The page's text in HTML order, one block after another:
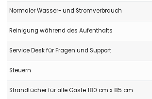
Normaler Wasser- und Stromverbrauch
Reinigung während des Aufenthalts
Service Desk für Fragen und Support
Steuern
Strandtücher für alle Gäste 180 cm x 85 cm